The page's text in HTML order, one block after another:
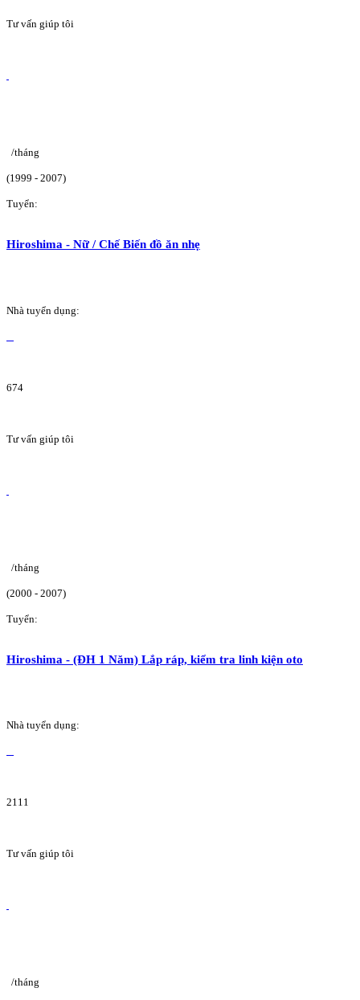
Tư vấn giúp tôi
/tháng
(1999 - 2007)
Tuyển:
Hiroshima - Nữ / Chế Biến đồ ăn nhẹ
Nhà tuyển dụng:
674
Tư vấn giúp tôi
/tháng
(2000 - 2007)
Tuyển:
Hiroshima - (ĐH 1 Năm) Lắp ráp, kiểm tra linh kiện oto
Nhà tuyển dụng:
2111
Tư vấn giúp tôi
/tháng